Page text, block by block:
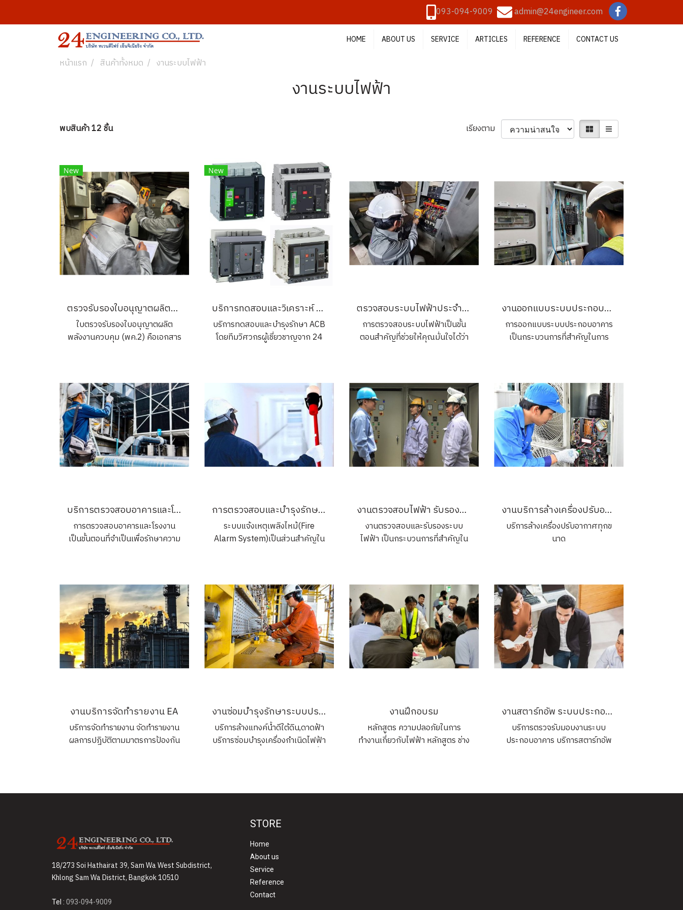
093-094-9009 admin@24engineer.com
HOME ABOUT US SERVICE ARTICLES REFERENCE CONTACT US
หน้าแรก สินค้าทั้งหมด งานระบบไฟฟ้า
งานระบบไฟฟ้า
พบสินค้า 12 ชิ้น เรียงตาม
New
ตรวจรับรองใบอนุญาตผลิตพลังงานควบคุม (พค.2)
ใบตรวจรับรองใบอนุญาตผลิต
พลังงานควบคุม (พค.2) คือเอกสาร
กิโลโวลต์แอมแปร์ (kVA) ขึ้นไป เพื่อ
ควบคุมมาตรฐาน ความปลอดภัย
และถูกต้องตามข้อกำหนดของ
กฎหมาย โดยวิศวกรผู้ตรวจสอบที่
ได้รับขึ้นทะเบียนจากกรมพัฒนา
พลังงานทดแทนและอนุรักษ์
พลังงาน (พพ.) จะเป็นผู้ดำเนินการ
New
บริการทดสอบและวิเคราะห์ ACB (Air Circuit Breaker) acb testing
บริการทดสอบและบำรุงรักษา ACB
โดยทีมวิศวกรผู้เชี่ยวชาญจาก 24
Ecostruxure Power
Commission และการวิเคราะห์เชิง
ลึกด้วย ProDiag เพื่อเพิ่ม
ประสิทธิภาพและปลอดภัยกับระบบ
ไฟฟ้า เหมาะสำหรับอาคารและ
สำนักงานที่ใช้เซอร์กิตเบรกเกอร์
Schneider Electric ทุกรุ่น
ตรวจสอบระบบไฟฟ้าประจำปี เพื่อความปลอดภัยและประสิทธิภาพสูงสุด
การตรวจสอบระบบไฟฟ้าเป็นขั้น
ตอนสำคัญที่ช่วยให้คุณมั่นใจได้ว่า
จะทำการตรวจสอบและปรับปรุง
ระบบไฟฟ้าให้สอดคล้องกับ
มาตรฐานที่กำหนด ช่วยลดความ
เสี่ยงจากอุบัติเหตุไฟฟ้าลัดวงจร
และปัญหาไฟฟ้าอื่น ๆ ที่อาจเกิดขึ้น
ได้ในอนาคต
งานออกแบบระบบประกอบอาคาร
การออกแบบระบบประกอบอาคาร
เป็นกระบวนการที่สำคัญในการ
รับการออกแบบและติดตั้งตาม
มาตรฐานสากล เพื่อให้แน่ใจว่าทั้ง
การใช้งานและการบำรุงรักษาจะเป็น
ไปอย่างราบรื่นและมีประสิทธิภาพ
สูงสุด ลดความเสี่ยงในการเกิด
ปัญหาต่าง ๆ และยืดอายุการใช้งาน
ของระบบเหล่านี้ในระยะยาว
บริการตรวจสอบอาคารและโรงงาน โดยบริษัทตรวจสอบอาคารที่คุณวางใจ
การตรวจสอบอาคารและโรงงาน
เป็นขั้นตอนที่จำเป็นเพื่อรักษาความ
สอบระบบไฟฟ้า โครงสร้าง ไป
จนถึงระบบป้องกันไฟฟ้า เพื่อให้
แน่ใจว่าทุกอย่างเป็นไปตาม
มาตรฐานและกฎหมายที่กำหนด
การตรวจสอบและบำรุงรักษาระบบแจ้งเหตุเพลิงไหม้ในอาคารและโรงงาน
ระบบแจ้งเหตุเพลิงไหม้(Fire
Alarm System)เป็นส่วนสำคัญใน
ปลอดภัย ลดความเสี่ยงจากอัคคีภัย
และสอดคล้องกับกฎหมายและ
มาตรฐานความปลอดภัย ปฏิบัติ
ตามข้อกำหนดเพื่อป้องกันความเสีย
หายและการถูกปรับ
งานตรวจสอบไฟฟ้า รับรองระบบไฟฟ้าและบริภัณฑ์ไฟฟ้า
งานตรวจสอบและรับรองระบบ
ไฟฟ้า เป็นกระบวนการที่สำคัญใน
ตรวจสอบนี้รวมถึงการตรวจสอบ
ระบบไฟฟ้าทั้งหมด เช่น แผง
ควบคุม, เบรกเกอร์, สายไฟ, และ
อุปกรณ์ไฟฟ้าอื่นๆ เพื่อให้แน่ใจว่า
ตรงตามมาตรฐานความปลอดภัย
และกฎหมายที่กำหนด บริภัณฑ์
ไฟฟ้า คืออุปกรณ์ต่างๆ ที่ใช้ใน
บริภัณฑ์ไฟฟ้าจะตรวจสอบว่ามีการ
ติดตั้งและการทำงานที่ถูกต้อง เพื่อ
ป้องกันอันตรายและเพิ่ม
ประสิทธิภาพการทำงาน
งานบริการล้างเครื่องปรับอากาศ
บริการล้างเครื่องปรับอากาศทุกข
นาด
งานบริการจัดทำรายงาน EA
บริการจัดทำรายงาน จัดทำรายงาน
ผลการปฎิบัติตามมาตรการป้องกัน
งานซ่อมบำรุงรักษาระบบประกอบอาคาร
บริการล้างแทงค์น้ำดีใต้ดิน,ดาดฟ้า
บริการซ่อมบำรุงเครื่องกำเนิดไฟฟ้า
งานฝึกอบรม
หลักสูตร ความปลอภัยในการ
ทำงานเกี่ยวกับไฟฟ้า หลักสูตร ช่าง
งานสตาร์ทอัพ ระบบประกอบการอาคาร
บริการตรวจรับมอบงานระบบ
ประกอบอาคาร บริการสตาร์ทอัพ
18/273 Soi Hathairat 39, Sam Wa West Subdistrict,
Khlong Sam Wa District, Bangkok 10510
Tel : 093-094-9009
STORE
Home
About us
Service
Reference
Contact